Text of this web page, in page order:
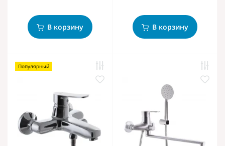
В корзину В корзину
Популярный